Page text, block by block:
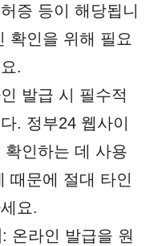
증 등이 해당됩니
확인을 위해 필요
.
발급 시 필수적
. 정부24 웹사이
확인하는 데 사용
때문에 절대 타인
요.
: 온라인 발급을 원